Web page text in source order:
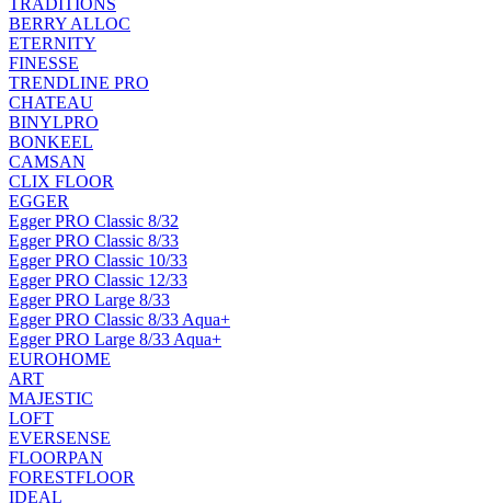
TRADITIONS
BERRY ALLOC
ETERNITY
FINESSE
TRENDLINE PRO
CHATEAU
BINYLPRO
BONKEEL
CAMSAN
CLIX FLOOR
EGGER
Egger PRO Classic 8/32
Egger PRO Classic 8/33
Egger PRO Classic 10/33
Egger PRO Classic 12/33
Egger PRO Large 8/33
Egger PRO Classic 8/33 Aqua+
Egger PRO Large 8/33 Aqua+
EUROHOME
ART
MAJESTIC
LOFT
EVERSENSE
FLOORPAN
FORESTFLOOR
IDEAL